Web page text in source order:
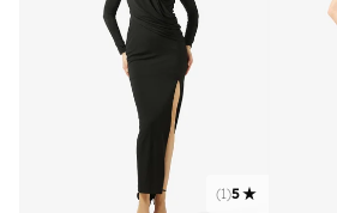
5
(
1
)